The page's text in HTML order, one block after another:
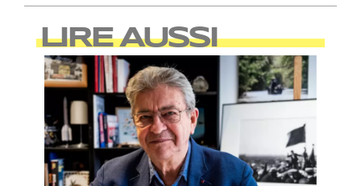
LIRE AUSSI